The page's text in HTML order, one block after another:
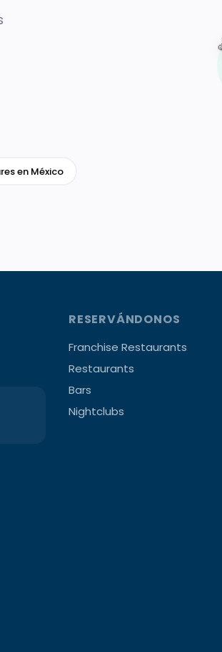
en México
RESERVÁNDONOS
Franchise Restaurants
Restaurants
Bars
Nightclubs